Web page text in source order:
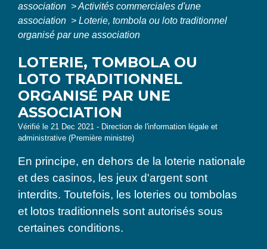
association >Activités commerciales d'une
association > Loterie, tombola ou loto traditionnel
organisé par une association
LOTERIE, TOMBOLA OU
LOTO TRADITIONNEL
ORGANISÉ PAR UNE
ASSOCIATION
Vérifié le 21 Dec 2021 - Direction de l'information légale et
administrative (Première ministre)
En principe, en dehors de la loterie nationale
et des casinos, les jeux d'argent sont
interdits. Toutefois, les loteries ou tombolas
et lotos traditionnels sont autorisés sous
certaines conditions.